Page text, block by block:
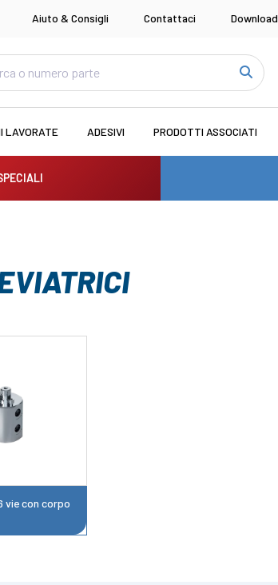
Aiuto & Consigli Contattaci Download
LAVORATE ADESIVI PRODOTTI ASSOCIATI
vie con corpo